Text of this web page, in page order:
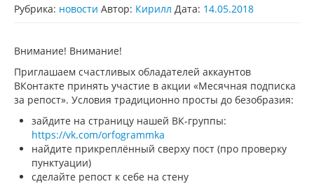
Рубрика: новости Автор: Кирилл Дата: 14.05.2018
Внимание! Внимание!
Приглашаем счастливых обладателей аккаунтов
ВКонтакте принять участие в акции «Месячная подписка
за репост». Условия традиционно просты до безобразия:
зайдите на страницу нашей ВК-группы:
https://vk.com/orfogrammka
найдите прикреплённый сверху пост (про проверку
пунктуации)
сделайте репост к себе на стену